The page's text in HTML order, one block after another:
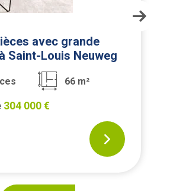
avec grande
Saint-Louis Neuweg
66 m²
304 000 €